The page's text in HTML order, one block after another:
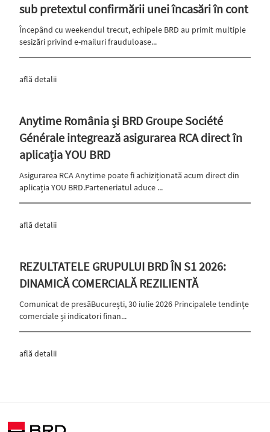
sub pretextul confirmării unei încasări în cont
Începând cu weekendul trecut, echipele BRD au primit multiple
sesizări privind e-mailuri frauduloase...
află detalii
Anytime România și BRD Groupe Société
Générale integrează asigurarea RCA direct în
aplicația YOU BRD
Asigurarea RCA Anytime poate fi achiziționată acum direct din
aplicația YOU BRD.Parteneriatul aduce ...
află detalii
REZULTATELE GRUPULUI BRD ÎN S1 2026:
DINAMICĂ COMERCIALĂ REZILIENTĂ
Comunicat de presăBucurești, 30 iulie 2026 Principalele tendințe
comerciale și indicatori finan...
află detalii